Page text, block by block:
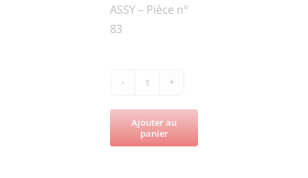
ASSY – Pièce n°
83
quantité
de
PX5.0-
030304
Ajouter au
panier